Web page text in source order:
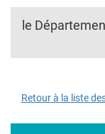
le
Retour à la liste